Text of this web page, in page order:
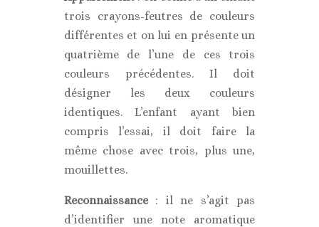
trois crayons-feutres de couleurs
différentes et on lui en présente un
quatrième de l’une de ces trois
couleurs précédentes. Il doit
désigner les deux couleurs
identiques. L’enfant ayant bien
compris l’essai, il doit faire la
même chose avec trois, plus une,
mouillettes.
Reconnaissance : il ne s’agit pas
d’identifier une note aromatique